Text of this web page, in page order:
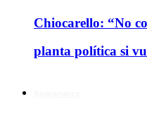
Chiocarello: “No
planta política si